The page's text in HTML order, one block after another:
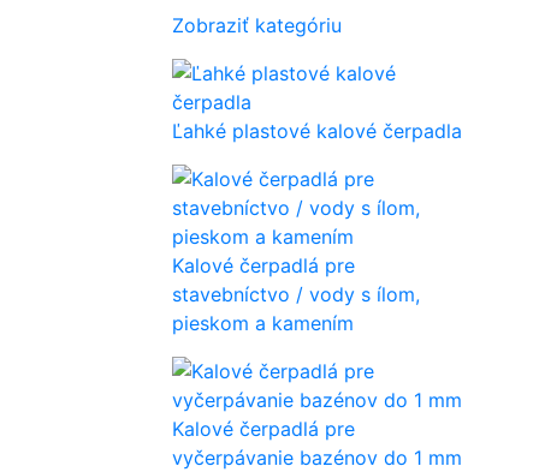
Zobraziť kategóriu
Ľahké plastové kalové čerpadla
Kalové čerpadlá pre
stavebníctvo / vody s ílom,
pieskom a kamením
Kalové čerpadlá pre
vyčerpávanie bazénov do 1 mm